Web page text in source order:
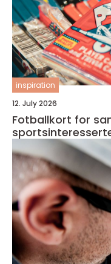
inspiration
12. July 2026
Fotballkort for